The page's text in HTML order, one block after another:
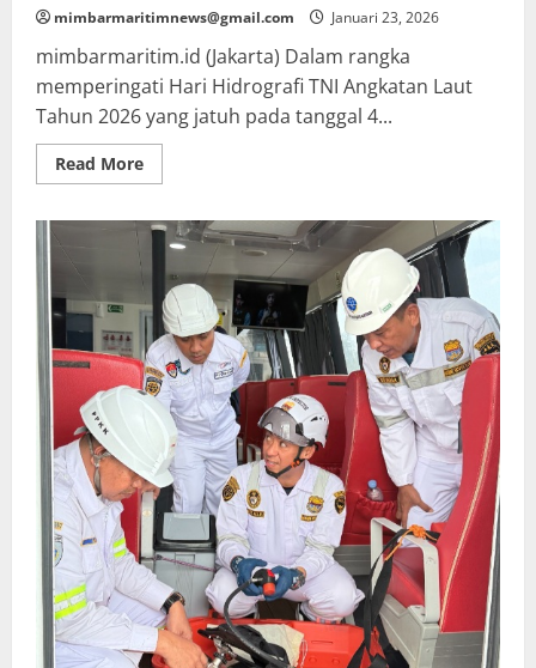
mimbarmaritimnews@gmail.com Januari 23, 2026
mimbarmaritim.id (Jakarta) Dalam rangka
memperingati Hari Hidrografi TNI Angkatan Laut
Tahun 2026 yang jatuh pada tanggal 4...
Read MoreRead
more
Peringatan
Hari
Hidrografi
TNI
Angkatan
Laut,
Danpushidrosal
Pimpin
Ziarah
di
TMPNU
Kalibata